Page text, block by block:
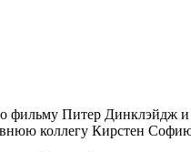
фильму Питер Динклэйдж и
коллегу Кирстен